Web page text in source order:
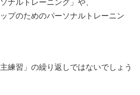
ナルトレーニング」や、
プのためのパーソナルトレーニン
練習」の繰り返しではないでしょう